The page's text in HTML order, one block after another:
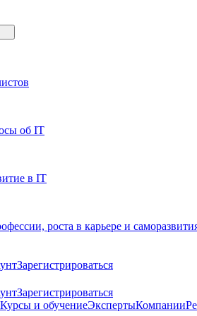
об IT
в IT
роста в карьере и
Зарегистрироваться
Зарегистрироваться
Курсы и обучениеЭкспертыКомпании